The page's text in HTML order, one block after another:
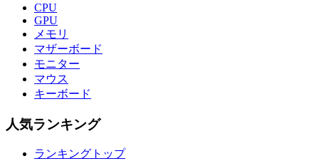
CPU
GPU
メモリ
マザーボード
モニター
マウス
キーボード
人気ランキング
ランキングトップ